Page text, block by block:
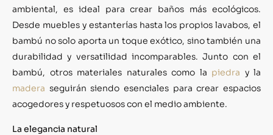
ambiental, es ideal para crear baños más ecológicos.
Desde muebles y estanterías hasta los propios lavabos, el
bambú no solo aporta un toque exótico, sino también una
durabilidad y versatilidad incomparables. Junto con el
bambú, otros materiales naturales como la piedra y la
madera seguirán siendo esenciales para crear espacios
acogedores y respetuosos con el medio ambiente.
La elegancia natural